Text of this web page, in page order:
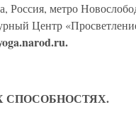
метро
Центр
СПОСОБНОСТЯХ.